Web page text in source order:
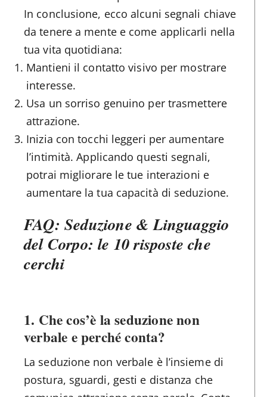
In conclusione, ecco alcuni segnali chiave
da tenere a mente e come applicarli nella
tua vita quotidiana:
Mantieni il contatto visivo per mostrare
interesse.
Usa un sorriso genuino per trasmettere
attrazione.
Inizia con tocchi leggeri per aumentare
l’intimità. Applicando questi segnali,
potrai migliorare le tue interazioni e
aumentare la tua capacità di seduzione.
FAQ: Seduzione & Linguaggio
del Corpo: le 10 risposte che
cerchi
1. Che cos’è la seduzione non
verbale e perché conta?
La seduzione non verbale è l’insieme di
postura, sguardi, gesti e distanza che